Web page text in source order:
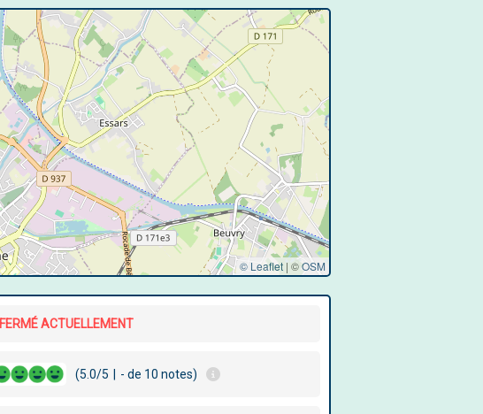
© Leaflet | ©OSM
FERMÉ ACTUELLEMENT
(5.0/5 - de 10 notes)